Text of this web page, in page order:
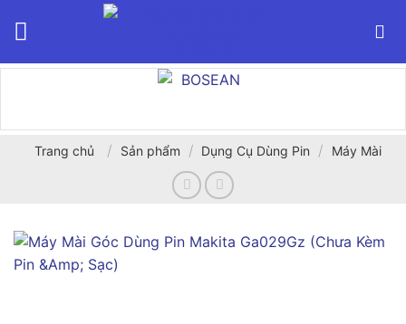
Trang chủ / Sản phẩm / Dụng Cụ Dùng Pin / Máy Mài